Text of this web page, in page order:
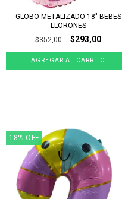
GLOBO METALIZADO 18" BEBES
LLORONES
$352,00
$293,00
18% OFF